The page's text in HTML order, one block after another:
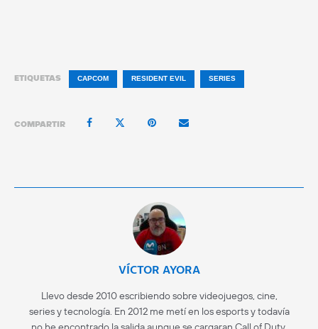
ETIQUETAS CAPCOM RESIDENT EVIL SERIES
COMPARTIR
VÍCTOR AYORA
Llevo desde 2010 escribiendo sobre videojuegos, cine,
series y tecnología. En 2012 me metí en los esports y todavía